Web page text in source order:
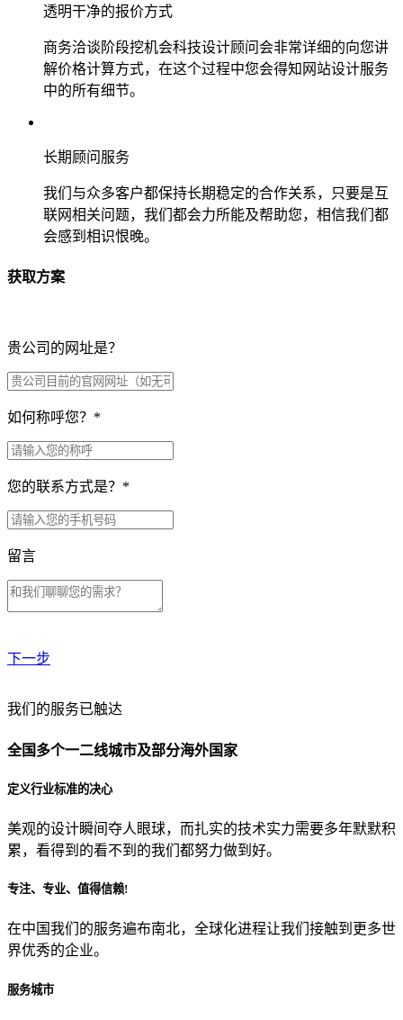
透明干净的报价方式
商务洽谈阶段挖机会科技设计顾问会非常详细的向您讲
解价格计算方式，在这个过程中您会得知网站设计服务
中的所有细节。
长期顾问服务
我们与众多客户都保持长期稳定的合作关系，只要是互
联网相关问题，我们都会力所能及帮助您，相信我们都
会感到相识恨晚。
获取方案
贵公司的网址是？
如何称呼您？ *
您的联系方式是？ *
留言
下一步
贵公司预算范围是？
贵公司的团队规模是？
目前主要的营销渠道是？
我们的服务已触达
全国多个一二线城市及部分海外国家
定义行业标准的决心
美观的设计瞬间夺人眼球，而扎实的技术实力需要多年默默积
累，看得到的看不到的我们都努力做到好。
专注、专业、值得信赖!
在中国我们的服务遍布南北，全球化进程让我们接触到更多世
界优秀的企业。
服务城市